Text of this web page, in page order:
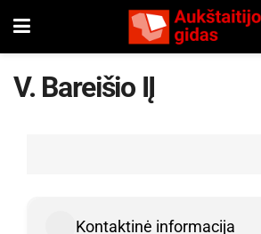
V. Bareišio IĮ
Kontaktinė informacija